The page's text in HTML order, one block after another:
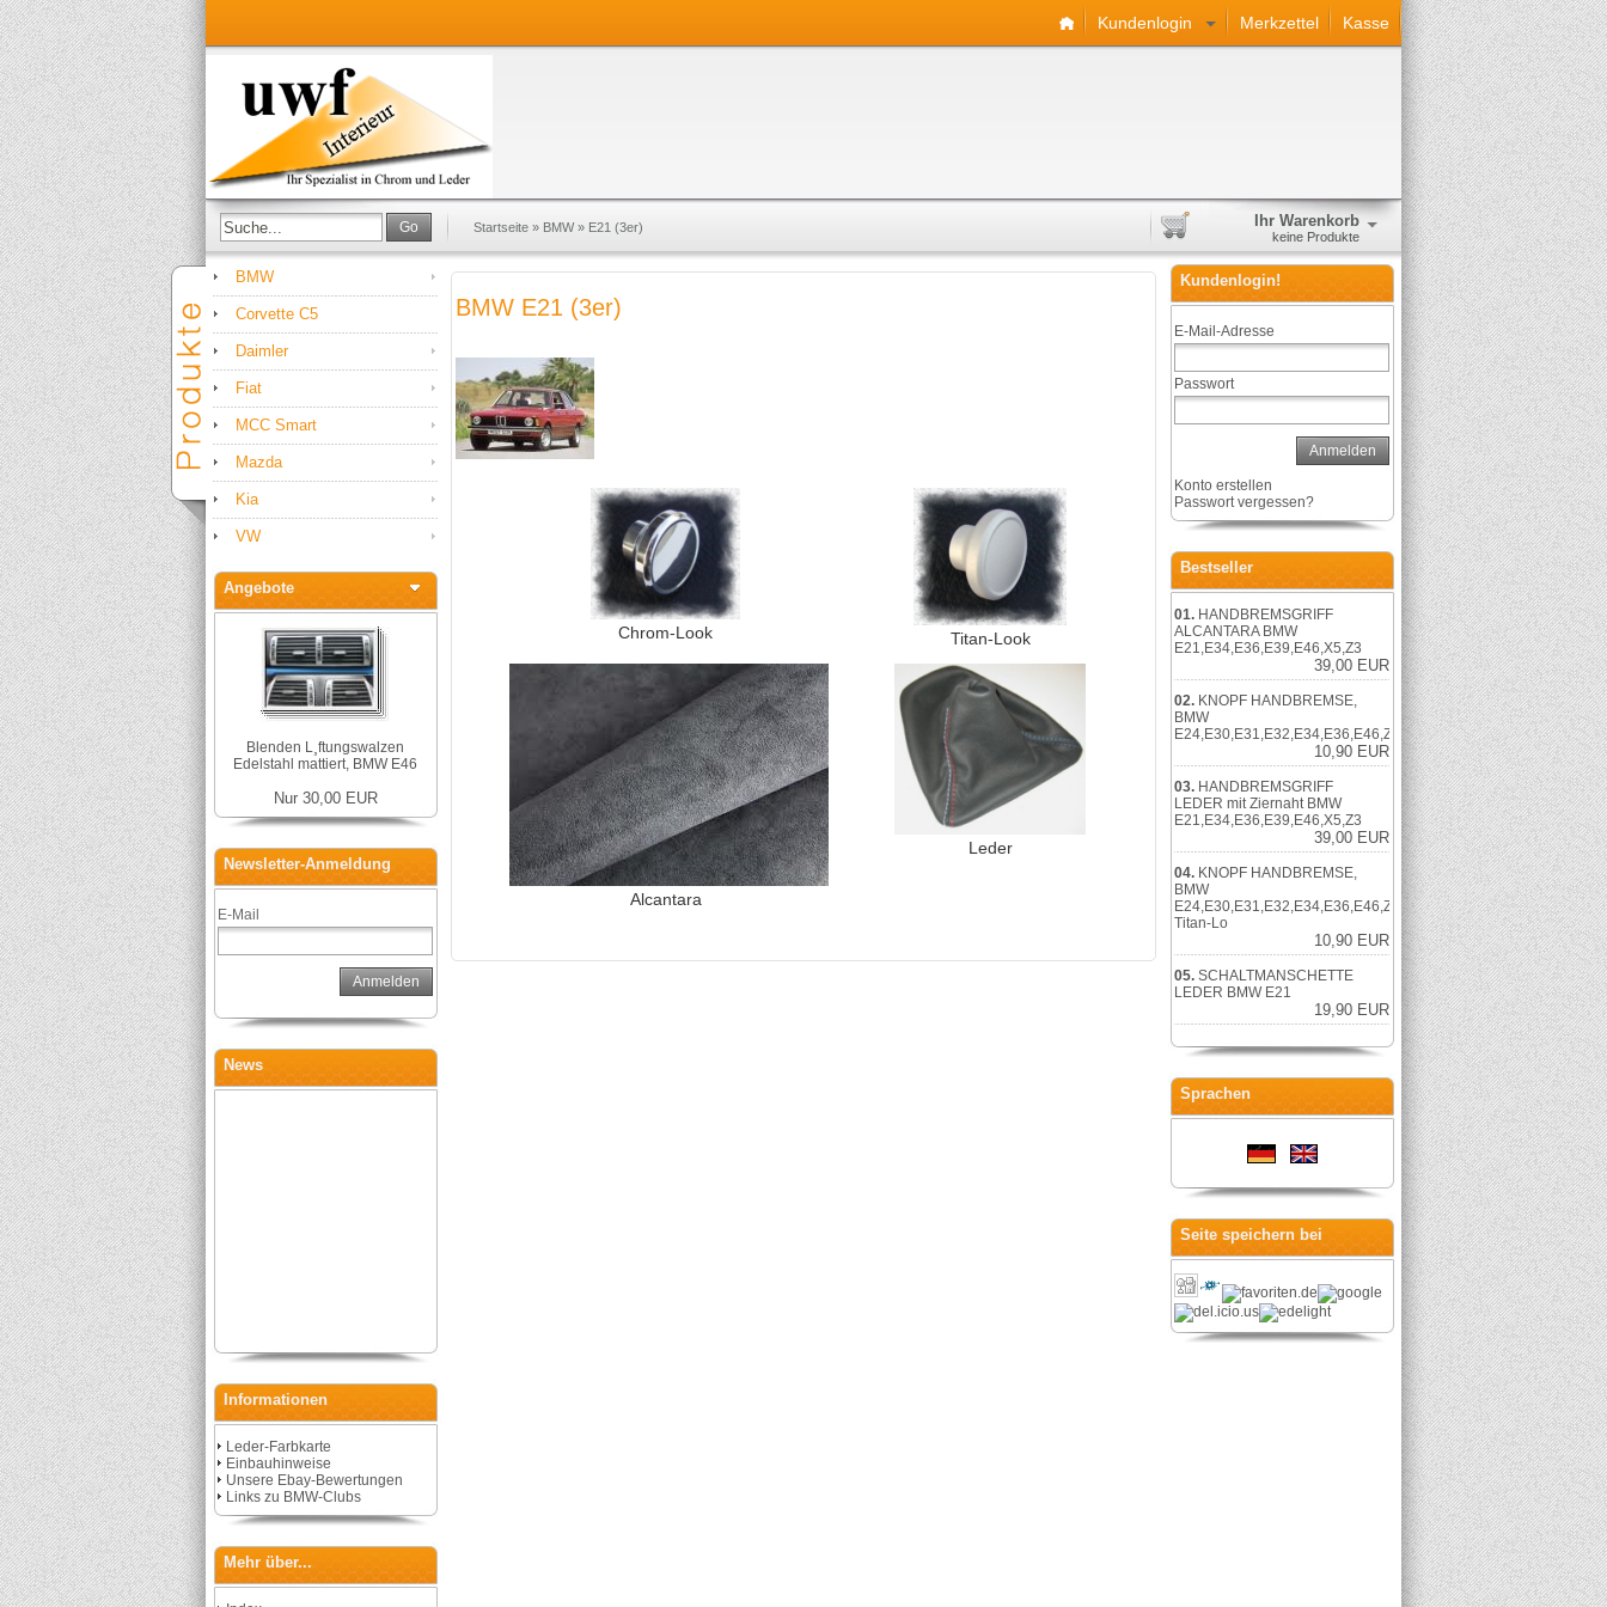
Kundenlogin Merkzettel Kasse
Go Startseite » BMW» E21 (3er) Ihr Warenkorb
keine Produkte
BMW
Corvette C5
Daimler
Fiat
MCC Smart
Mazda
Kia
VW
Angebote
Blenden L¸ftungswalzen
Edelstahl mattiert, BMW E46
Nur 30,00 EUR
Newsletter-Anmeldung
E-Mail
Anmelden
News
Informationen
Leder-Farbkarte
Einbauhinweise
Unsere Ebay-Bewertungen
Links zu BMW-Clubs
Mehr über...
BMW E21 (3er)
Chrom-Look Titan-Look
Alcantara
Leder
Kundenlogin!
E-Mail-Adresse
Passwort
Anmelden
Konto erstellen
Passwort vergessen?
Bestseller
01. HANDBREMSGRIFF
ALCANTARA BMW
E21,E34,E36,E39,E46,X5,Z3
39,00 EUR
02. KNOPF HANDBREMSE,
BMW
E24,E30,E31,E32,E34,E36,E46,Z1,Z3
10,90 EUR
03. HANDBREMSGRIFF
LEDER mit Ziernaht BMW
E21,E34,E36,E39,E46,X5,Z3
39,00 EUR
04. KNOPF HANDBREMSE,
BMW
E24,E30,E31,E32,E34,E36,E46,Z1,Z3
Titan-Lo
10,90 EUR
05. SCHALTMANSCHETTE
LEDER BMW E21
19,90 EUR
Sprachen
Seite speichern bei